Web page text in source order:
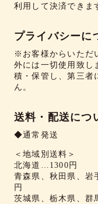
利用して決済できま
プライバシーに
※お客様からいただ
外には一切使用致し
積・保管し、第三者
ん。
送料・配送につ
◆通常発送
＜地域別送料＞
北海道…1300円
青森県、秋田県、
円
茨城県、栃木県、群